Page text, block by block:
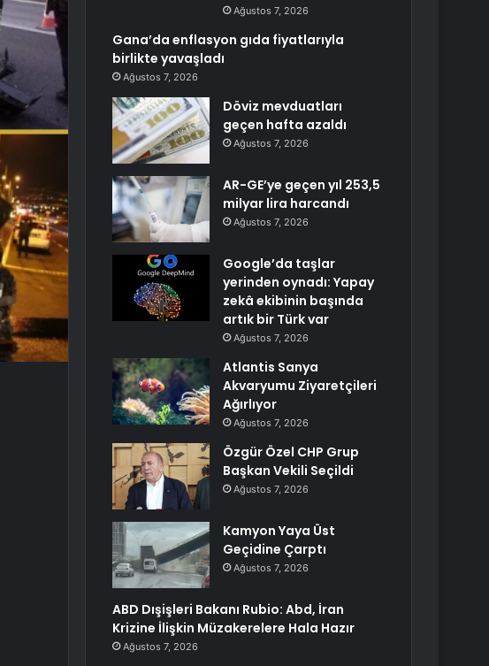
Ağustos 7, 2026
Gana’da enflasyon gıda fiyatlarıyla
birlikte yavaşladı
Ağustos 7, 2026
Döviz mevduatları
geçen hafta azaldı
Ağustos 7, 2026
AR-GE’ye geçen yıl 253,5
milyar lira harcandı
Ağustos 7, 2026
Google’da taşlar
yerinden oynadı: Yapay
zekâ ekibinin başında
artık bir Türk var
Ağustos 7, 2026
Atlantis Sanya
Akvaryumu Ziyaretçileri
Ağırlıyor
Ağustos 7, 2026
Özgür Özel CHP Grup
Başkan Vekili Seçildi
Ağustos 7, 2026
Kamyon Yaya Üst
Geçidine Çarptı
Ağustos 7, 2026
ABD Dışişleri Bakanı Rubio: Abd, İran
Krizine İlişkin Müzakerelere Hala Hazır
Ağustos 7, 2026